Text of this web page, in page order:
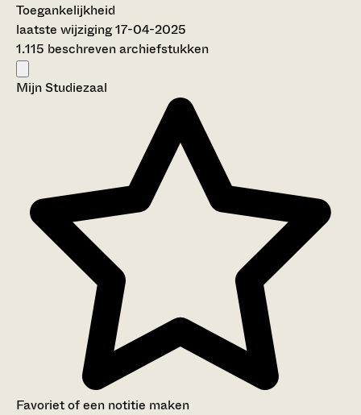
Toegankelijkheid
laatste wijziging 17-04-2025
1.115 beschreven archiefstukken
Mijn Studiezaal
Favoriet of een notitie maken